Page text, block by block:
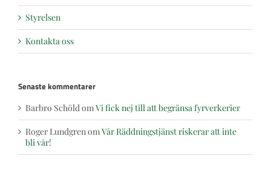
Styrelsen
Kontakta oss
Senaste kommentarer
Barbro SchöldomVi fick nej till att begränsa fyrverkerier
Roger LundgrenomVår Räddningstjänst riskerar att inte
bli vår!